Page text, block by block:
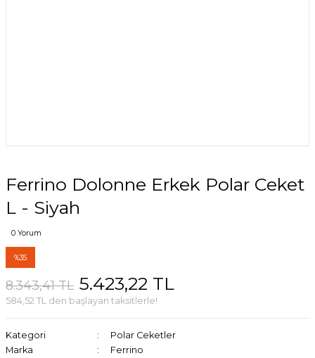
Ferrino Dolonne Erkek Polar Ceket
L - Siyah
0 Yorum
%35
8.343,41 TL 5.423,22 TL
584,52 TL den başlayan taksitlerle!
Kategori
Polar Ceketler
Marka
Ferrino